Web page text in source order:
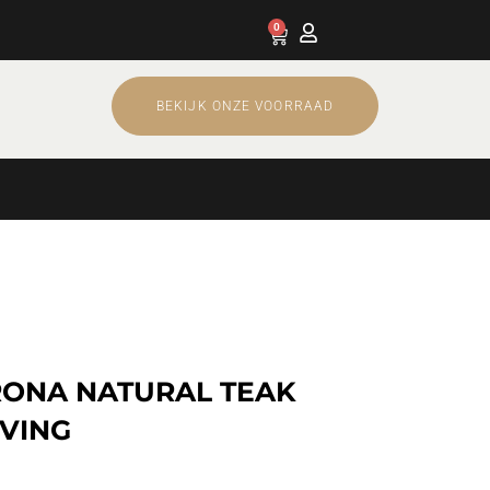
0
Cart
BEKIJK ONZE VOORRAAD
NATURAL TEAK